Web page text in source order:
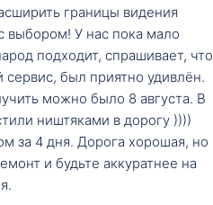
границы видения
выбором! У нас пока мало
подходит, спрашивает, что
сервис, был приятно удивлён.
можно было 8 августа. В
ништяками в дорогу ))))
за 4 дня. Дорога хорошая, но
и будьте аккуратнее на